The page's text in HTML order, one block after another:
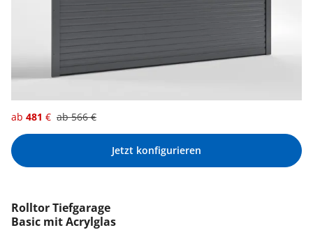
ab 481 € ab566€
Jetzt konfigurieren
Rolltor Tiefgarage
Basic mit Acrylglas